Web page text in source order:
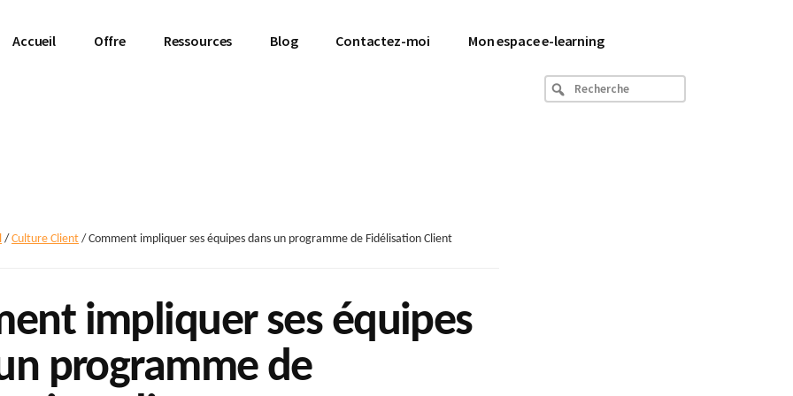
Accueil Offre Ressources Blog Contactez-moi Mon espace e-learning
Recherche
/ Culture Client / Comment impliquer ses équipes dans un programme de Fidélisation Client
impliquer ses équipes
programme de